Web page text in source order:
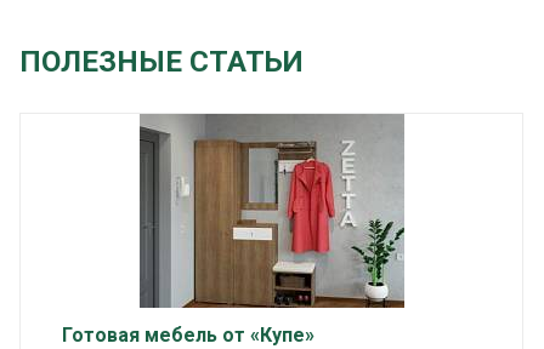
ПОЛЕЗНЫЕ СТАТЬИ
Готовая мебель от «Купе»